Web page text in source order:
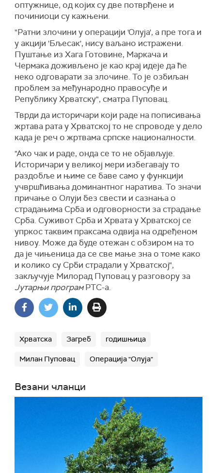
оптужнице, од којих су две потврђене и
починиоци су кажњени.
"Ратни злочини у операцији 'Олуја', а пре тога и
у акцији 'Бљесак', нису ваљано истражени.
Пуштање из Хага Готовине, Маркача и
Чермака доживљено је као крај идеје да ће
неко одговарати за злочине. То је озбиљан
проблем за међународно правосуђе и
Републику Хрватску", сматра Пуповац.
Тврди да историчари који раде на пописивања
жртава рата у Хрватској то не спроводе у дело
када је реч о жртвама српске националности.
"Ако чак и раде, онда се то не објављује.
Историчари у великој мери избегавају то
раздобље и њиме се баве само у функцији
учвршћивања доминантног наратива. То значи
причање о Олуји без свести и сазнања о
страдањима Срба и одговорности за страдање
Срба. Суживот Срба и Хрвата у Хрватској се
упркос таквим праксама одвија на одређеном
нивоу. Може да буде отежан с обзиром на то
да је чињеница да се све мање зна о томе како
и колико су Срби страдали у Хрватској",
закључује Милорад Пуповац у разговору за
Јутарњи програмРТС-а.
Хрватска Загреб годишњица
Милан Пуповац Операција "Олуја"
Везани чланци